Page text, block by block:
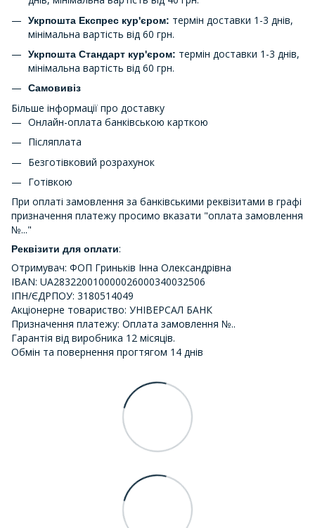
Укрпошта Експрес кур'єром: термін доставки 1-3 днів,
мінімальна вартість від 60 грн.
Укрпошта Стандарт кур'єром: термін доставки 1-3 днів,
мінімальна вартість від 60 грн.
Самовивіз
Більше інформації про доставку
Онлайн-оплата банківською карткою
Післяплата
Безготівковий розрахунок
Готівкою
При оплаті замовлення за банківськими реквізитами в графі
призначення платежу просимо вказати "оплата замовлення
№..."
Реквізити для оплати:
Отримувач: ФОП Гриньків Інна Олександрівна
IBAN: UA283220010000026000340032506
ІПН/ЄДРПОУ: 3180514049
Акціонерне товариство: УНІВЕРСАЛ БАНК
Призначення платежу: Оплата замовлення №..
Гарантія від виробника 12 місяців.
Обмін та повернення прогтягом 14 днів